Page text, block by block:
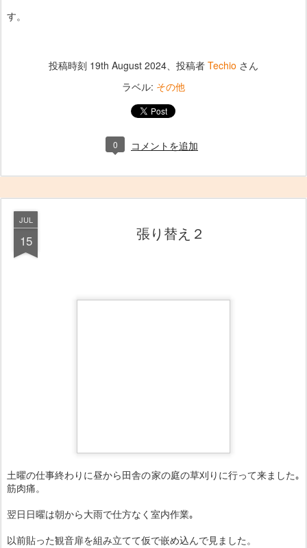
す。
投稿時刻 19th August 2024、投稿者 Techio さん
ラベル: その他
0 コメントを追加
JUL
15 張り替え２
土曜の仕事終わりに昼から田舎の家の庭の草刈りに行って来ました｡
筋肉痛。
翌日日曜は朝から大雨で仕方なく室内作業｡
以前貼った観音扉を組み立てて仮で嵌め込んで見ました。